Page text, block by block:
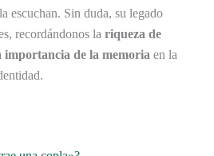
escuchan. Sin duda, su legado
recordándonos la riqueza de
importancia de la memoria en la